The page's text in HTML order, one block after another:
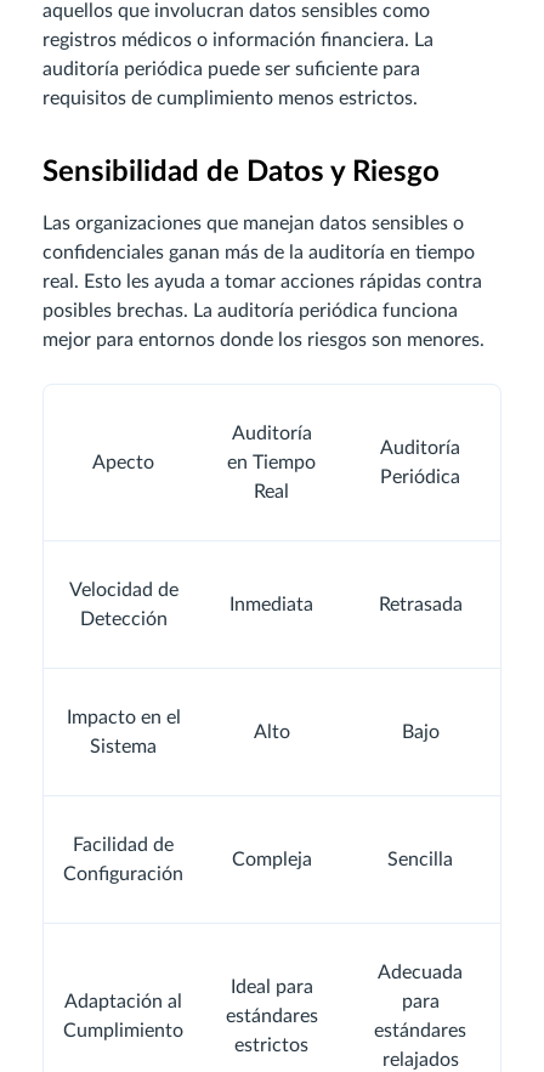
aquellos que involucran datos sensibles como
registros médicos o información financiera. La
auditoría periódica puede ser suficiente para
requisitos de cumplimiento menos estrictos.
Sensibilidad de Datos y Riesgo
Las organizaciones que manejan datos sensibles o
confidenciales ganan más de la auditoría en tiempo
real. Esto les ayuda a tomar acciones rápidas contra
posibles brechas. La auditoría periódica funciona
mejor para entornos donde los riesgos son menores.
Apecto
Auditoría
en Tiempo
Real
Auditoría
Periódica
Velocidad de
Detección
Inmediata Retrasada
Impacto en el
Sistema
Alto Bajo
Facilidad de
Configuración
Compleja Sencilla
Adaptación al
Cumplimiento
Ideal para
estándares
estrictos
Adecuada
para
estándares
relajados